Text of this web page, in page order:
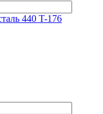
440 T-176